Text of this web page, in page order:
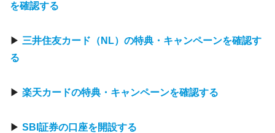
を確認する
▶ 三井住友カード（NL）の特典・キャンペーンを確認す
る
▶ 楽天カードの特典・キャンペーンを確認する
▶ SBI証券の口座を開設する